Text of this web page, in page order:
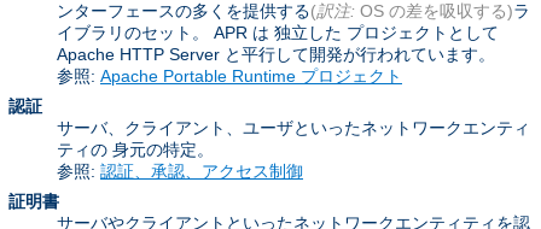
ンターフェースの多くを提供する(訳注: OS の差を吸収する)ラ
イブラリのセット。 APR は 独立した プロジェクトとして
Apache HTTP Server と平行して開発が行われています。
参照: Apache Portable Runtime プロジェクト
認証
サーバ、クライアント、ユーザといったネットワークエンティ
ティの 身元の特定。
参照: 認証、承認、アクセス制御
証明書
サーバやクライアントといったネットワークエンティティを認